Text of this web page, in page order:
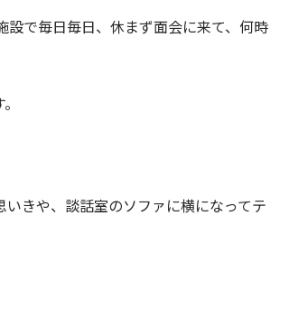
で毎日毎日、休まず面会に来て、何時
きや、談話室のソファに横になってテ